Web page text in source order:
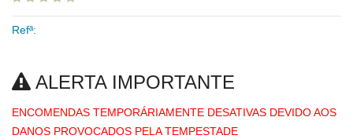
Refª:
ALERTA IMPORTANTE
ENCOMENDAS TEMPORÁRIAMENTE DESATIVAS DEVIDO AOS
DANOS PROVOCADOS PELA TEMPESTADE